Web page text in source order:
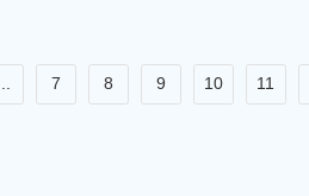
7 8 9 10 11